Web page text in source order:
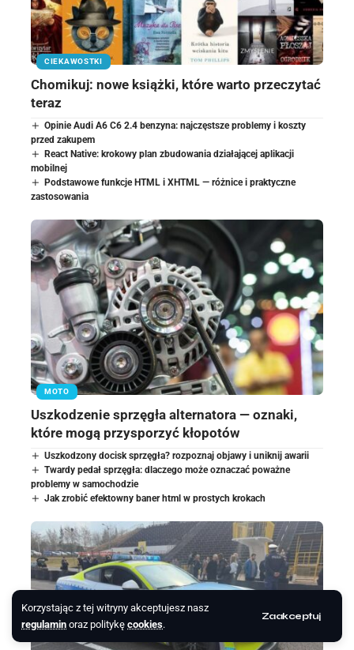
Korzystając z tej witryny akceptujesz nasz
regulamin oraz politykę cookies.
Zaakceptuj
CIEKAWOSTKI
Chomikuj: nowe książki, które warto przeczytać
teraz
Opinie Audi A6 C6 2.4 benzyna: najczęstsze problemy i koszty
przed zakupem
React Native: krokowy plan zbudowania działającej aplikacji
mobilnej
Podstawowe funkcje HTML i XHTML — różnice i praktyczne
zastosowania
MOTO
Uszkodzenie sprzęgła alternatora — oznaki,
które mogą przysporzyć kłopotów
Uszkodzony docisk sprzęgła? rozpoznaj objawy i uniknij awarii
Twardy pedał sprzęgła: dlaczego może oznaczać poważne
problemy w samochodzie
Jak zrobić efektowny baner html w prostych krokach